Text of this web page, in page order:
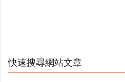
快速搜尋網站文章